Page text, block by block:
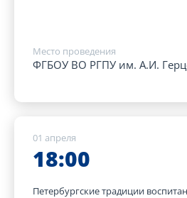
Место проведения
ФГБОУ ВО РГПУ им. А.И.
01 апреля
18:00
Петербургские традиции